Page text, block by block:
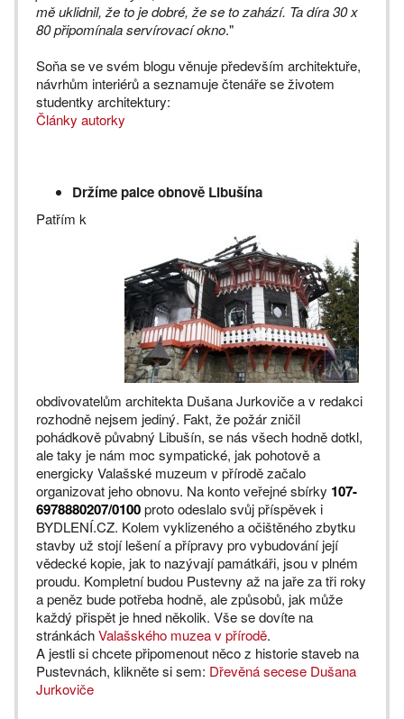
mě uklidnil, že to je dobré, že se to zahází. Ta díra 30 x
80 připomínala servírovací okno."
Soňa se ve svém blogu věnuje především architektuře,
návrhům interiérů a seznamuje čtenáře se životem
studentky architektury:
Články autorky
Držíme palce obnově Libušína
Patřím k
obdivovatelům architekta Dušana Jurkoviče a v redakci
rozhodně nejsem jediný. Fakt, že požár zničil
pohádkově půvabný Libušín, se nás všech hodně dotkl,
ale taky je nám moc sympatické, jak pohotově a
energicky Valašské muzeum v přírodě začalo
organizovat jeho obnovu. Na konto veřejné sbírky 107-
6978880207/0100proto odeslalo svůj příspěvek i
BYDLENÍ.CZ. Kolem vyklizeného a očištěného zbytku
stavby už stojí lešení a přípravy pro vybudování její
vědecké kopie, jak to nazývají památkáři, jsou v plném
proudu. Kompletní budou Pustevny až na jaře za tři roky
a peněz bude potřeba hodně, ale způsobů, jak může
každý přispět je hned několik. Vše se dovíte na
stránkáchValašského muzea v přírodě.
A jestli si chcete připomenout něco z historie staveb na
Pustevnách, klikněte si sem: Dřevěná secese Dušana
Jurkoviče